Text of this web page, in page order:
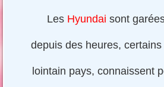
Les Hyundai sont
depuis des heures,
lointain pays, connaissent